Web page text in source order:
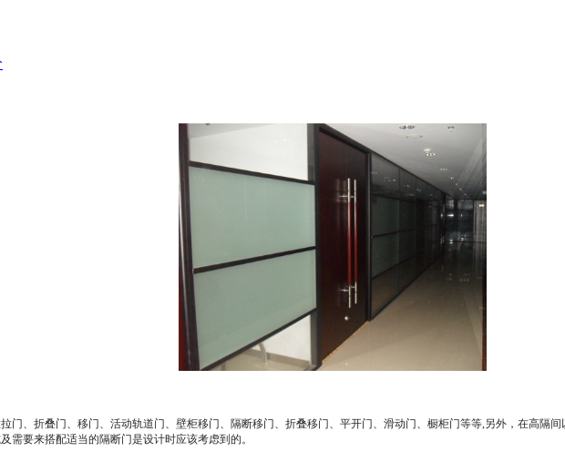
门、折叠门、移门、活动轨道门、壁柜移门、隔断移门、折叠移门、平开门、滑动门、橱柜门等等,另外，在高隔间
需要来搭配适当的隔断门是设计时应该考虑到的。